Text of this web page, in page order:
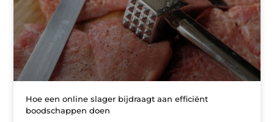
Hoe een online slager bijdraagt aan efficiënt
boodschappen doen